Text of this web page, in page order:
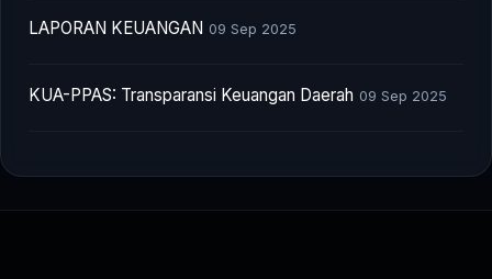
LAPORAN KEUANGAN 09 Sep 2025
KUA-PPAS: Transparansi Keuangan Daerah 09 Sep 2025